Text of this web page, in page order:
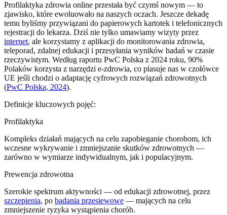
Profilaktyka zdrowia online przestała być czymś nowym — to
zjawisko, które ewoluowało na naszych oczach. Jeszcze dekadę
temu byliśmy przywiązani do papierowych kartotek i telefonicznych
rejestracji do lekarza. Dziś nie tylko umawiamy wizyty przez
internet, ale korzystamy z aplikacji do monitorowania zdrowia,
teleporad, zdalnej edukacji i przesyłania wyników badań w czasie
rzeczywistym. Według raportu PwC Polska z 2024 roku, 90%
Polaków korzysta z narzędzi e-zdrowia, co plasuje nas w czołówce
UE jeśli chodzi o adaptację cyfrowych rozwiązań zdrowotnych
(PwC Polska, 2024).
Definicje kluczowych pojęć:
Profilaktyka
Kompleks działań mających na celu zapobieganie chorobom, ich
wczesne wykrywanie i zmniejszanie skutków zdrowotnych —
zarówno w wymiarze indywidualnym, jak i populacyjnym.
Prewencja zdrowotna
Szerokie spektrum aktywności — od edukacji zdrowotnej, przez
szczepienia, po badania przesiewowe — mających na celu
zmniejszenie ryzyka wystąpienia chorób.